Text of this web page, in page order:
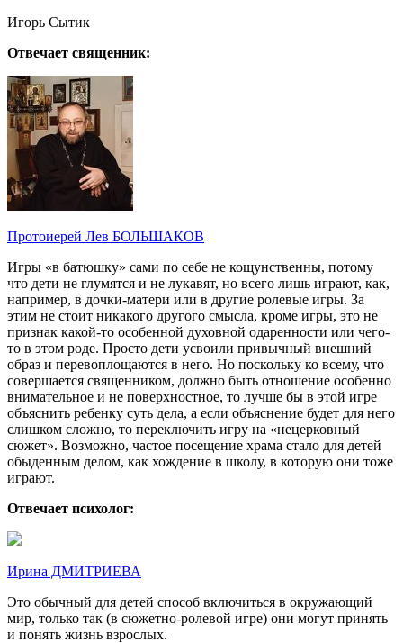
Игорь Сытик
Отвечает священник:
Протоиерей Лев БОЛЬШАКОВ
Игры «в батюшку» сами по себе не кощунственны, потому
что дети не глумятся и не лукавят, но всего лишь играют, как,
например, в дочки-матери или в другие ролевые игры. За
этим не стоит никакого другого смысла, кроме игры, это не
признак какой-то особенной духовной одаренности или чего-
то в этом роде. Просто дети усвоили привычный внешний
образ и перевоплощаются в него. Но поскольку ко всему, что
совершается священником, должно быть отношение особенно
внимательное и не поверхностное, то лучше бы в этой игре
объяснить ребенку суть дела, а если объяснение будет для него
слишком сложно, то переключить игру на «нецерковный
сюжет». Возможно, частое посещение храма стало для детей
обыденным делом, как хождение в школу, в которую они тоже
играют.
Отвечает психолог:
Ирина ДМИТРИЕВА
Это обычный для детей способ включиться в окружающий
мир, только так (в сюжетно-ролевой игре) они могут принять
и понять жизнь взрослых.